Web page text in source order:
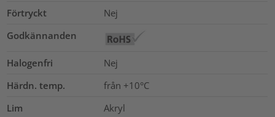
Förtryckt
Nej
Godkännanden
Halogenfri
Nej
Härdn. temp.
från +10°C
Lim
Akryl